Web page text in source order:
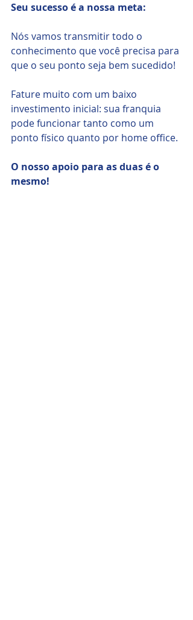
Seu sucesso é a nossa meta:
Nós vamos transmitir todo o
conhecimento que você precisa para
que o seu ponto seja bem sucedido!
Fature muito com um baixo
investimento inicial: sua franquia
pode funcionar tanto como um
ponto físico quanto por home office.
O nosso apoio para as duas é o
mesmo!